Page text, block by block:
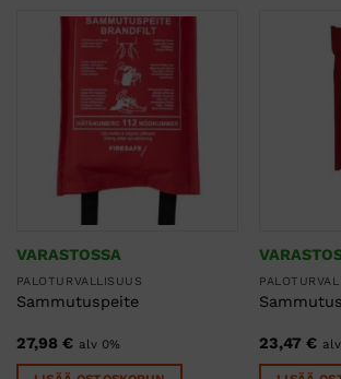
VARASTOSSA
PALOTURVALLISUUS
Sammutuspeite
27,98 € alv 0% 23,47€